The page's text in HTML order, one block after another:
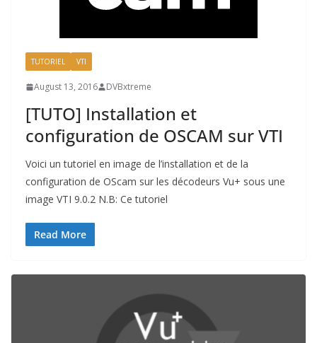
TUTORIEL VTI
August 13, 2016 DVBxtreme
[TUTO] Installation et
configuration de OSCAM sur VTI
Voici un tutoriel en image de l’installation et de la
configuration de OScam sur les décodeurs Vu+ sous une
image VTI 9.0.2 N.B: Ce tutoriel
Read More